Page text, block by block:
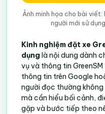
Ảnh minh họa cho bài viết:
người mới sử
Kinh nghiệm đặt xe
dụng là nội dung dành
vụ và thông tin
thông tin trên Google
người đọc thường
mà cần hiểu bối cảnh,
gặp và bước tiếp theo